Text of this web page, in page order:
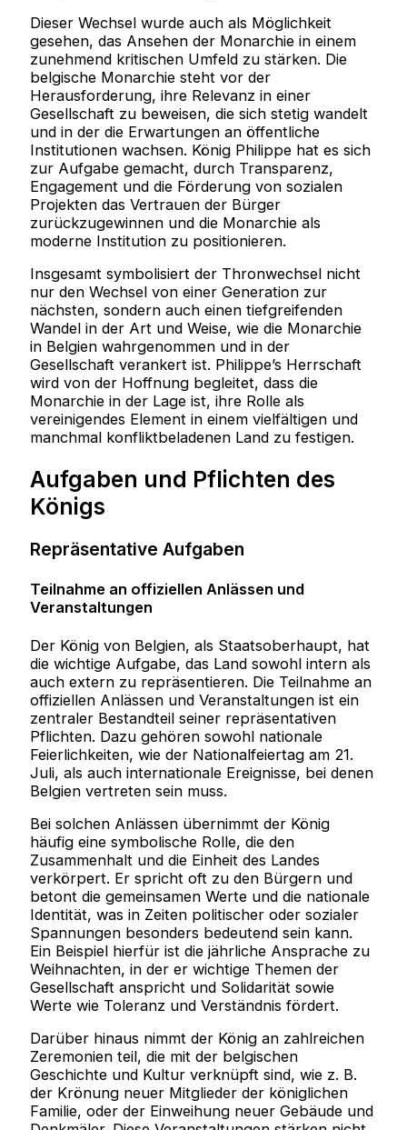
Dieser Wechsel wurde auch als Möglichkeit
gesehen, das Ansehen der Monarchie in einem
zunehmend kritischen Umfeld zu stärken. Die
belgische Monarchie steht vor der
Herausforderung, ihre Relevanz in einer
Gesellschaft zu beweisen, die sich stetig wandelt
und in der die Erwartungen an öffentliche
Institutionen wachsen. König Philippe hat es sich
zur Aufgabe gemacht, durch Transparenz,
Engagement und die Förderung von sozialen
Projekten das Vertrauen der Bürger
zurückzugewinnen und die Monarchie als
moderne Institution zu positionieren.
Insgesamt symbolisiert der Thronwechsel nicht
nur den Wechsel von einer Generation zur
nächsten, sondern auch einen tiefgreifenden
Wandel in der Art und Weise, wie die Monarchie
in Belgien wahrgenommen und in der
Gesellschaft verankert ist. Philippe’s Herrschaft
wird von der Hoffnung begleitet, dass die
Monarchie in der Lage ist, ihre Rolle als
vereinigendes Element in einem vielfältigen und
manchmal konfliktbeladenen Land zu festigen.
Aufgaben und Pflichten des
Königs
Repräsentative Aufgaben
Teilnahme an offiziellen Anlässen und
Veranstaltungen
Der König von Belgien, als Staatsoberhaupt, hat
die wichtige Aufgabe, das Land sowohl intern als
auch extern zu repräsentieren. Die Teilnahme an
offiziellen Anlässen und Veranstaltungen ist ein
zentraler Bestandteil seiner repräsentativen
Pflichten. Dazu gehören sowohl nationale
Feierlichkeiten, wie der Nationalfeiertag am 21.
Juli, als auch internationale Ereignisse, bei denen
Belgien vertreten sein muss.
Bei solchen Anlässen übernimmt der König
häufig eine symbolische Rolle, die den
Zusammenhalt und die Einheit des Landes
verkörpert. Er spricht oft zu den Bürgern und
betont die gemeinsamen Werte und die nationale
Identität, was in Zeiten politischer oder sozialer
Spannungen besonders bedeutend sein kann.
Ein Beispiel hierfür ist die jährliche Ansprache zu
Weihnachten, in der er wichtige Themen der
Gesellschaft anspricht und Solidarität sowie
Werte wie Toleranz und Verständnis fördert.
Darüber hinaus nimmt der König an zahlreichen
Zeremonien teil, die mit der belgischen
Geschichte und Kultur verknüpft sind, wie z. B.
der Krönung neuer Mitglieder der königlichen
Familie, oder der Einweihung neuer Gebäude und